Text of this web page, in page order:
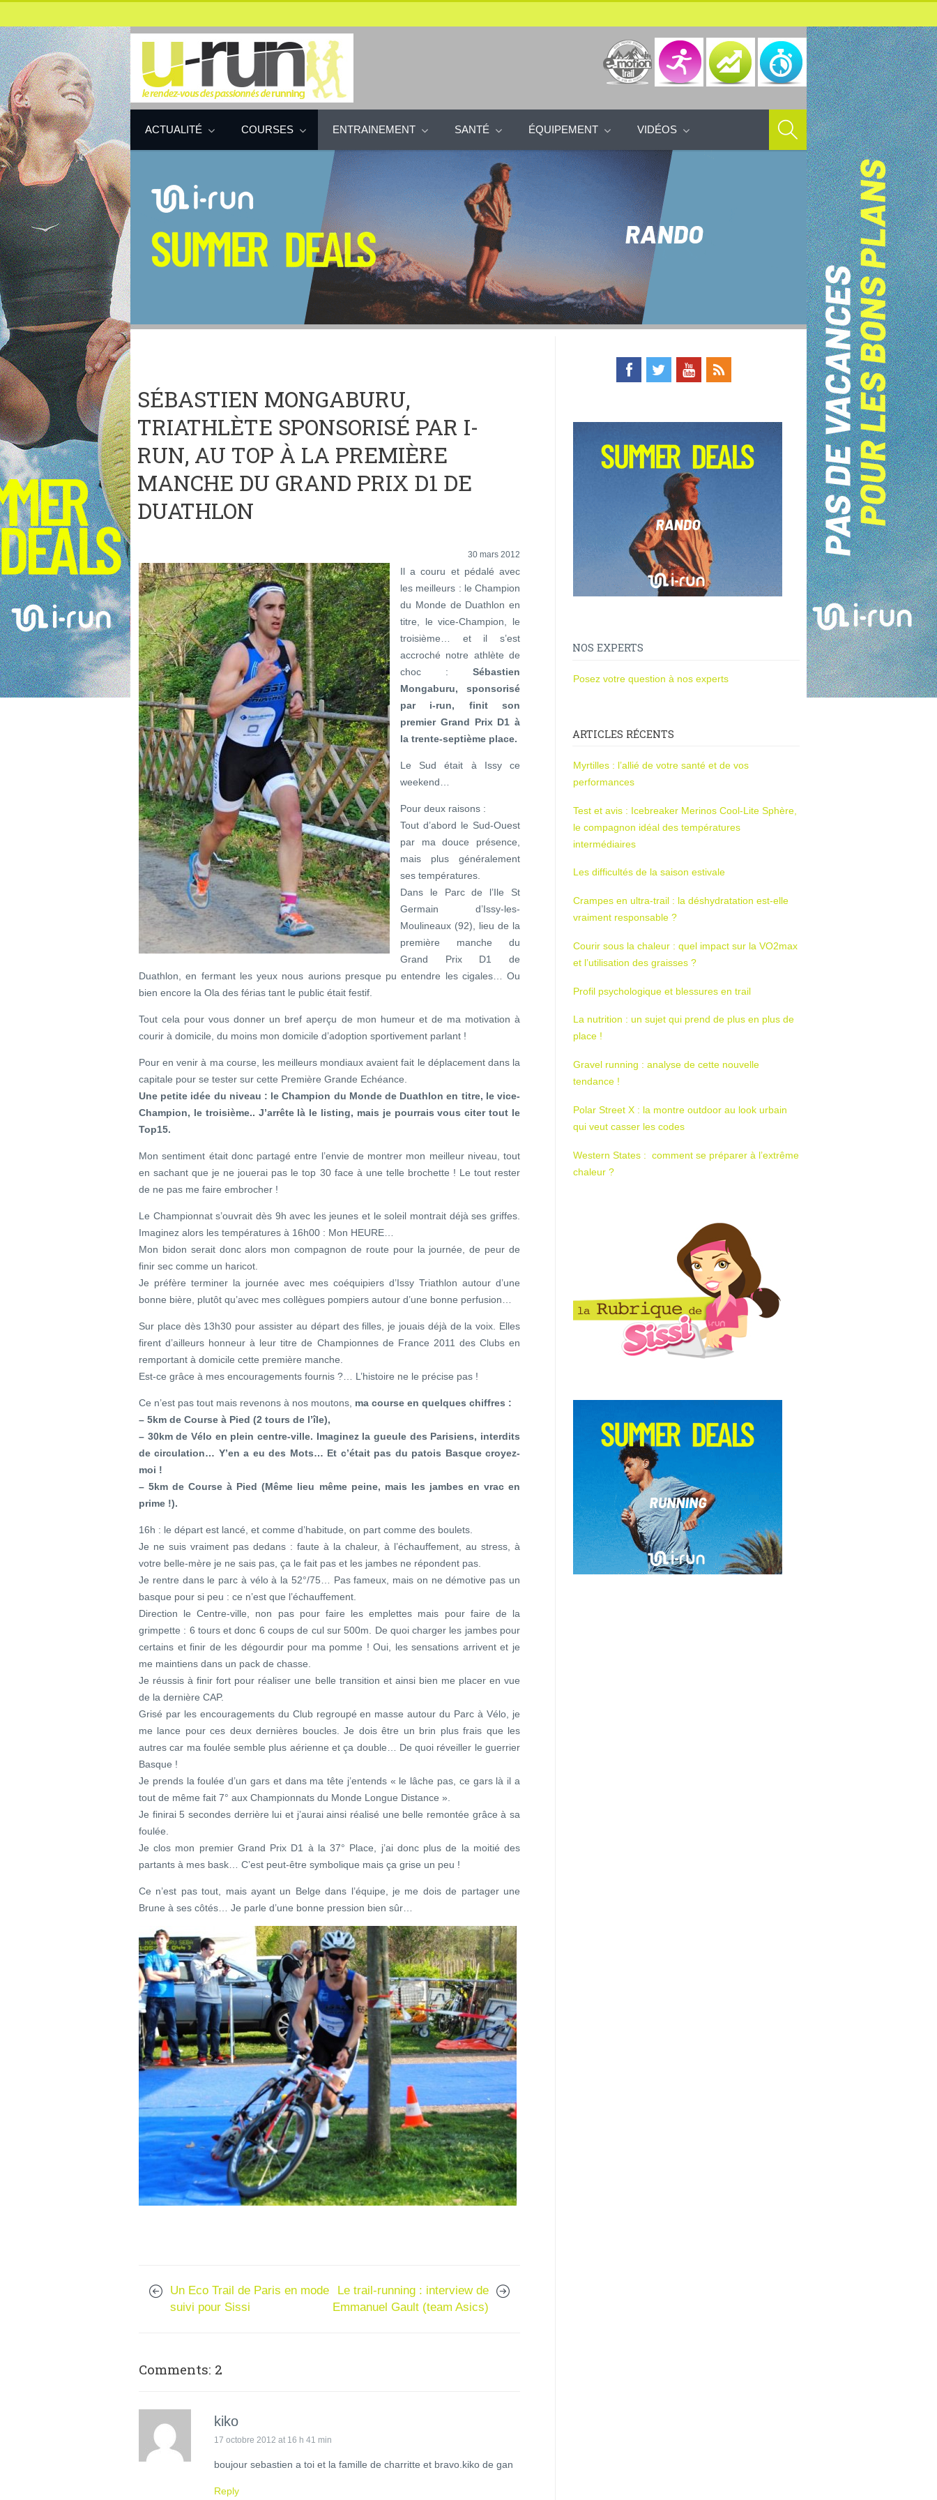
ACTUALITÉ COURSES ENTRAINEMENT SANTÉ ÉQUIPEMENT VIDÉOS
SÉBASTIEN MONGABURU,
TRIATHLÈTE SPONSORISÉ PAR I-
RUN, AU TOP À LA PREMIÈRE
MANCHE DU GRAND PRIX D1 DE
DUATHLON
30 mars 2012
Il a couru et pédalé avec
les meilleurs : le Champion
du Monde de Duathlon en
titre, le vice-Champion, le
troisième… et il s’est
accroché notre athlète de
choc : Sébastien
Mongaburu, sponsorisé
par i-run, finit son
premier Grand Prix D1 à
la trente-septième place.
Le Sud était à Issy ce
weekend…
Pour deux raisons :
Tout d’abord le Sud-Ouest
par ma douce présence,
mais plus généralement
ses températures.
Dans le Parc de l’Ile St
Germain d’Issy-les-
Moulineaux (92), lieu de la
première manche du
Grand Prix D1 de
Duathlon, en fermant les yeux nous aurions presque pu entendre les cigales… Ou
bien encore la Ola des férias tant le public était festif.
Tout cela pour vous donner un bref aperçu de mon humeur et de ma motivation à
courir à domicile, du moins mon domicile d’adoption sportivement parlant !
Pour en venir à ma course, les meilleurs mondiaux avaient fait le déplacement dans la
capitale pour se tester sur cette Première Grande Echéance.
Une petite idée du niveau : le Champion du Monde de Duathlon en titre, le vice-
Champion, le troisième.. J’arrête là le listing, mais je pourrais vous citer tout le
Top15.
Mon sentiment était donc partagé entre l’envie de montrer mon meilleur niveau, tout
en sachant que je ne jouerai pas le top 30 face à une telle brochette ! Le tout rester
de ne pas me faire embrocher !
Le Championnat s’ouvrait dès 9h avec les jeunes et le soleil montrait déjà ses griffes.
Imaginez alors les températures à 16h00 : Mon HEURE…
Mon bidon serait donc alors mon compagnon de route pour la journée, de peur de
finir sec comme un haricot.
Je préfère terminer la journée avec mes coéquipiers d’Issy Triathlon autour d’une
bonne bière, plutôt qu’avec mes collègues pompiers autour d’une bonne perfusion…
Sur place dès 13h30 pour assister au départ des filles, je jouais déjà de la voix. Elles
firent d’ailleurs honneur à leur titre de Championnes de France 2011 des Clubs en
remportant à domicile cette première manche.
Est-ce grâce à mes encouragements fournis ?… L’histoire ne le précise pas !
Ce n’est pas tout mais revenons à nos moutons, ma course en quelques chiffres :
– 5km de Course à Pied (2 tours de l’île),
– 30km de Vélo en plein centre-ville. Imaginez la gueule des Parisiens, interdits
de circulation… Y’en a eu des Mots… Et c’était pas du patois Basque croyez-
moi !
– 5km de Course à Pied (Même lieu même peine, mais les jambes en vrac en
prime !).
16h : le départ est lancé, et comme d’habitude, on part comme des boulets.
Je ne suis vraiment pas dedans : faute à la chaleur, à l’échauffement, au stress, à
votre belle-mère je ne sais pas, ça le fait pas et les jambes ne répondent pas.
Je rentre dans le parc à vélo à la 52°/75… Pas fameux, mais on ne démotive pas un
basque pour si peu : ce n’est que l’échauffement.
Direction le Centre-ville, non pas pour faire les emplettes mais pour faire de la
grimpette : 6 tours et donc 6 coups de cul sur 500m. De quoi charger les jambes pour
certains et finir de les dégourdir pour ma pomme ! Oui, les sensations arrivent et je
me maintiens dans un pack de chasse.
Je réussis à finir fort pour réaliser une belle transition et ainsi bien me placer en vue
de la dernière CAP.
Grisé par les encouragements du Club regroupé en masse autour du Parc à Vélo, je
me lance pour ces deux dernières boucles. Je dois être un brin plus frais que les
autres car ma foulée semble plus aérienne et ça double… De quoi réveiller le guerrier
Basque !
Je prends la foulée d’un gars et dans ma tête j’entends « le lâche pas, ce gars là il a
tout de même fait 7° aux Championnats du Monde Longue Distance ».
Je finirai 5 secondes derrière lui et j’aurai ainsi réalisé une belle remontée grâce à sa
foulée.
Je clos mon premier Grand Prix D1 à la 37° Place, j’ai donc plus de la moitié des
partants à mes bask… C’est peut-être symbolique mais ça grise un peu !
Ce n’est pas tout, mais ayant un Belge dans l’équipe, je me dois de partager une
Brune à ses côtés… Je parle d’une bonne pression bien sûr…
Un Eco Trail de Paris en mode
suivi pour Sissi
Le trail-running : interview de
Emmanuel Gault (team Asics)
Comments: 2
kiko
17 octobre 2012 at 16 h 41 min
boujour sebastien a toi et la famille de charritte et bravo.kiko de gan
Reply
NOS EXPERTS
Posez votre question à nos experts
ARTICLES RÉCENTS
Myrtilles : l’allié de votre santé et de vos
performances
Test et avis : Icebreaker Merinos Cool-Lite Sphère,
le compagnon idéal des températures
intermédiaires
Les difficultés de la saison estivale
Crampes en ultra-trail : la déshydratation est-elle
vraiment responsable ?
Courir sous la chaleur : quel impact sur la VO2max
et l’utilisation des graisses ?
Profil psychologique et blessures en trail
La nutrition : un sujet qui prend de plus en plus de
place !
Gravel running : analyse de cette nouvelle
tendance !
Polar Street X : la montre outdoor au look urbain
qui veut casser les codes
Western States : comment se préparer à l’extrême
chaleur ?